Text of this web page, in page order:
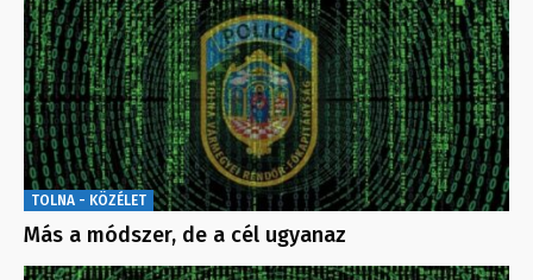
TOLNA - KÖZÉLET
Más a módszer, de a cél ugyanaz